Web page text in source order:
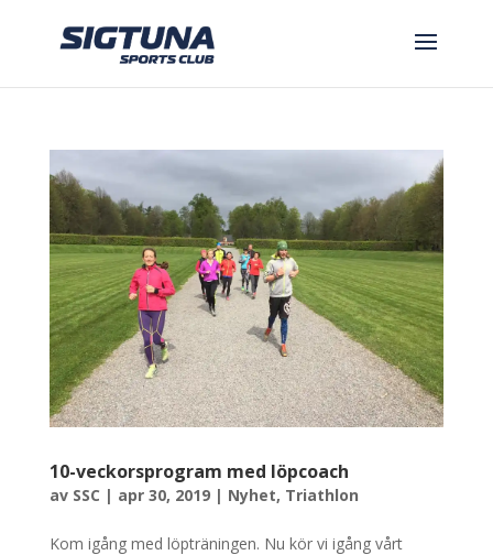
10-veckorsprogram med löpcoach
av SSC | apr 30, 2019| Nyhet, Triathlon
Kom igång med löpträningen. Nu kör vi igång vårt